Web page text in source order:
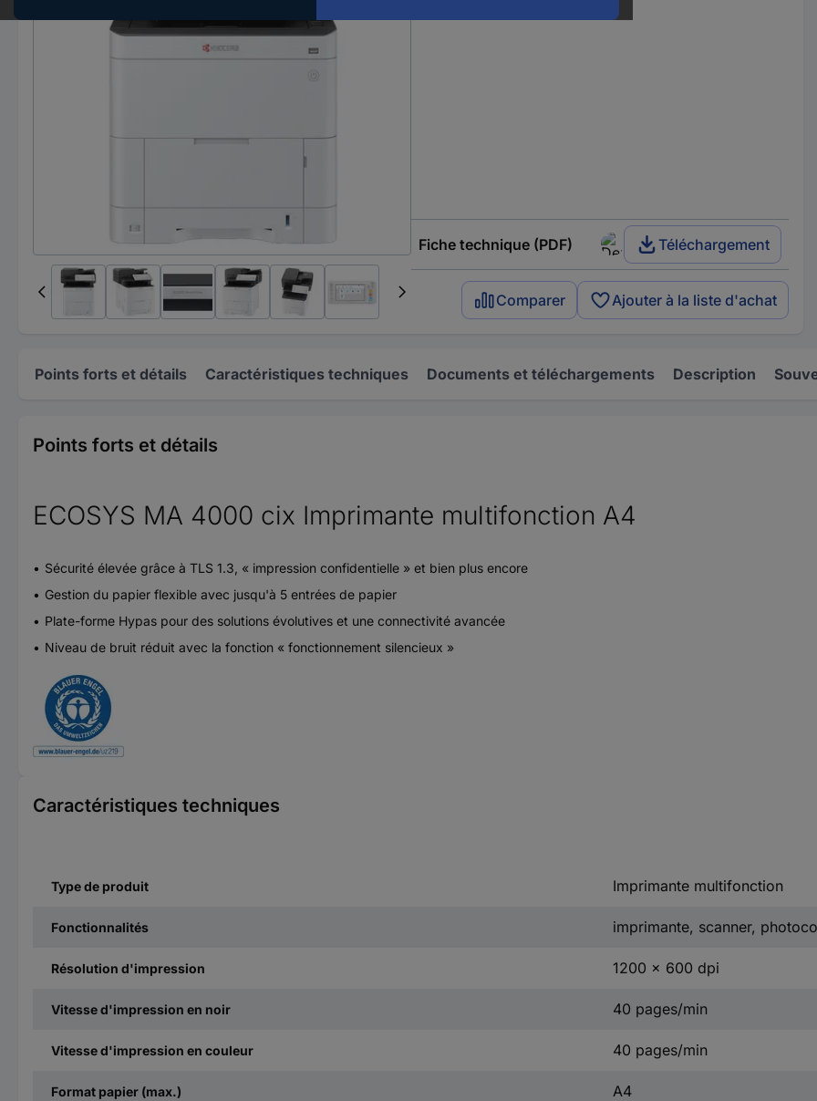
Fiche technique (PDF) Téléchargement
Comparer Ajouter à la liste d'achat
Points forts et détails Caractéristiques techniques Documents et téléchargements Description
Points forts et détails
ECOSYS MA 4000 cix Imprimante multifonction A4
Sécurité élevée grâce à TLS 1.3, « impression confidentielle » et bien plus encore
Gestion du papier flexible avec jusqu'à 5 entrées de papier
Plate-forme Hypas pour des solutions évolutives et une connectivité avancée
Niveau de bruit réduit avec la fonction « fonctionnement silencieux »
Caractéristiques techniques
Type de produit Imprimante multifonction
Fonctionnalités imprimante, scanner,
Résolution d'impression 1200 x 600 dpi
Vitesse d'impression en noir 40 pages/min
Vitesse d'impression en couleur 40 pages/min
Format papier (max.) A4